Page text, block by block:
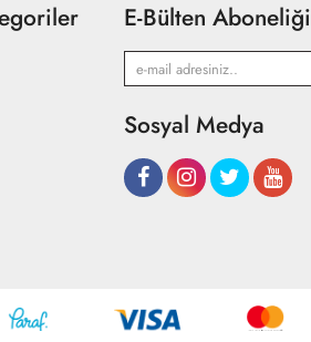
E-Bülten Aboneliği
Sosyal Medya